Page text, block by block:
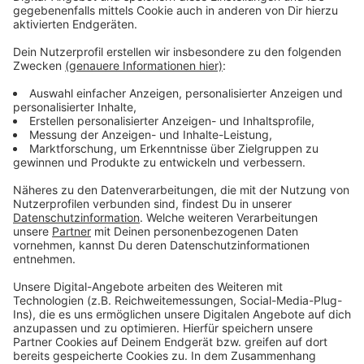
angekündigt. Die Tierschutzorganisation spricht von
Veranstaltung sei nicht tierschutzwidrig. Zur Aufkärung
biete man regelmäßig einen Tag der offenen Tür an
und auch die Training seien stets öffentlich, so
Höngesberg.
Anzeige
Weitere Infos und Links zum Thema:
Hier geht es zur Homepage der Galopprennbahn